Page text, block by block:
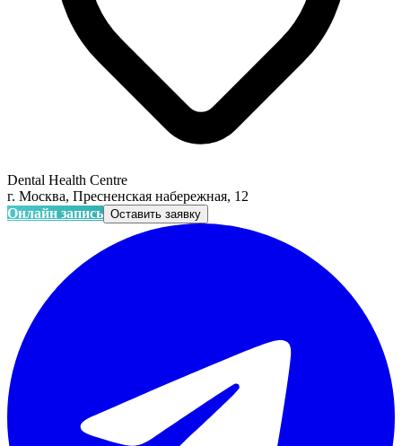
Dental Health Centre
г. Москва, Пресненская набережная, 12
Онлайн запись Оставить заявку